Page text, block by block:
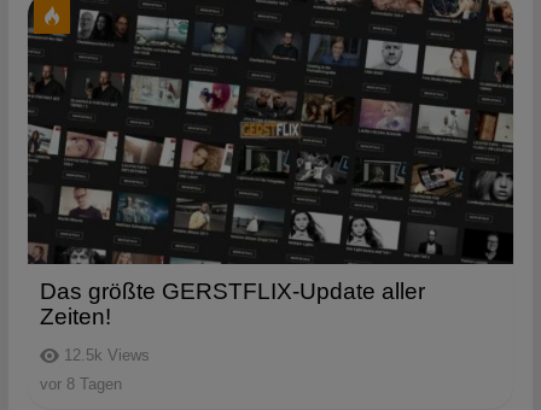
12.5k Views
Das größte GERSTFLIX-Update aller
Zeiten!
vor 8 Tagen